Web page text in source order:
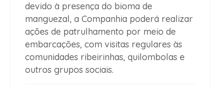
devido à presença do bioma de
manguezal, a Companhia poderá realizar
ações de patrulhamento por meio de
embarcações, com visitas regulares às
comunidades ribeirinhas, quilombolas e
outros grupos sociais.